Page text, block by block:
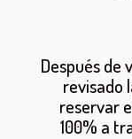
Después de
revisado
reservar
100% a